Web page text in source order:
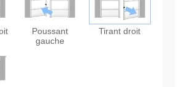
Poussant
gauche
Tirant droit